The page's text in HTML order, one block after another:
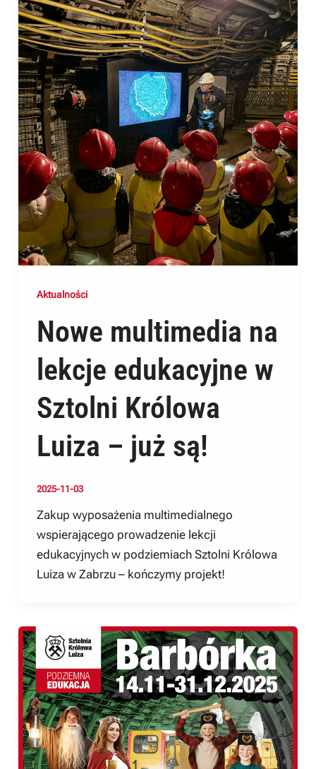
Aktualności
Nowe multimedia na
lekcje edukacyjne w
Sztolni Królowa
Luiza – już są!
2025-11-03
Zakup wyposażenia multimedialnego
wspierającego prowadzenie lekcji
edukacyjnych w podziemiach Sztolni Królowa
Luiza w Zabrzu – kończymy projekt!